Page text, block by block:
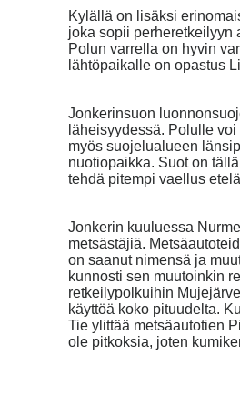
Kylällä on lisäksi
joka sopii perheretkeilyyn
Polun varrella on hyvin
lähtöpaikalle on opastus
Jonkerinsuon
läheisyydessä. Polulle
myös suojelualueen
nuotiopaikka. Suot on
tehdä pitempi vaellus
Jonkerin kuuluessa
metsästäjiä.
on saanut nimensä ja
kunnosti sen muutoinkin
retkeilypolkuihin
käyttöä koko pituudelta.
Tie ylittää metsäautotien
ole pitkoksia, joten